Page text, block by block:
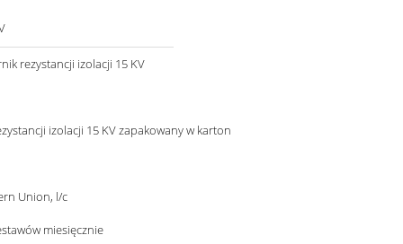
rezystancji izolacji 15 KV
izolacji 15 KV zapakowany w karton
Union, l/c
miesięcznie